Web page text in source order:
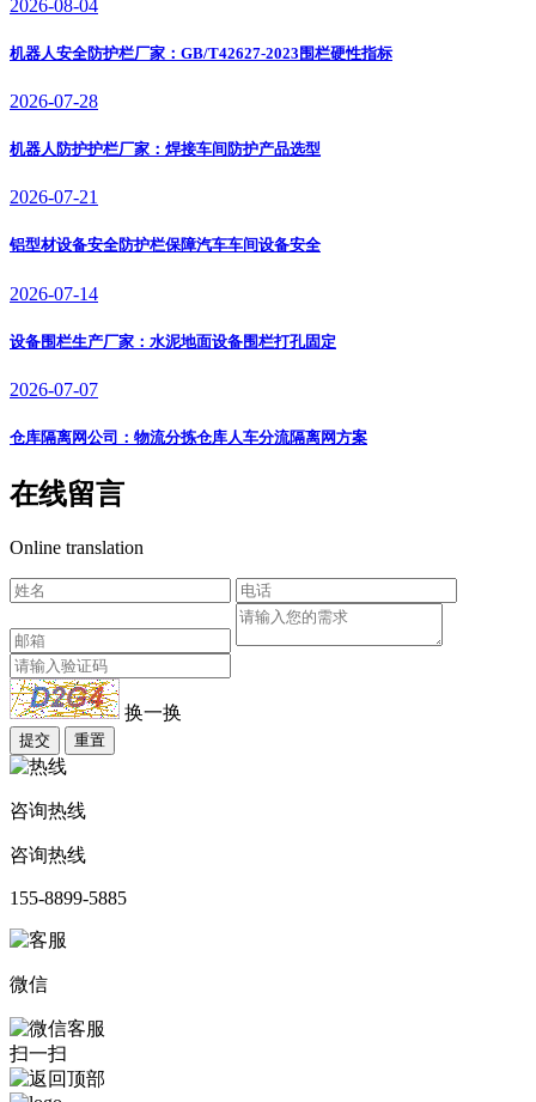
2026-08-04
机器人安全防护栏厂家：GB/T42627-2023围栏硬性指标
2026-07-28
机器人防护护栏厂家：焊接车间防护产品选型
2026-07-21
铝型材设备安全防护栏保障汽车车间设备安全
2026-07-14
设备围栏生产厂家：水泥地面设备围栏打孔固定
2026-07-07
仓库隔离网公司：物流分拣仓库人车分流隔离网方案
在线留言
Online translation
换一换
提交 重置
咨询热线
咨询热线
155-8899-5885
微信
扫一扫